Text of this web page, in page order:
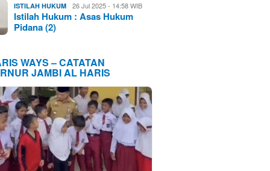
ISTILAH HUKUM 26 Jul 2025 - 14:58 WIB
Istilah Hukum : Asas Hukum
Pidana (2)
WAYS – CATATAN
JAMBI AL HARIS